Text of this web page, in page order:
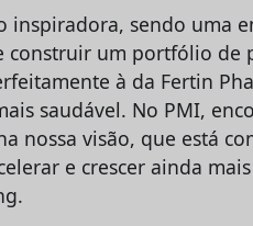
inspiradora, sendo uma
um portfólio de
à da Fertin
saudável. No PMI,
nossa visão, que está
e crescer ainda